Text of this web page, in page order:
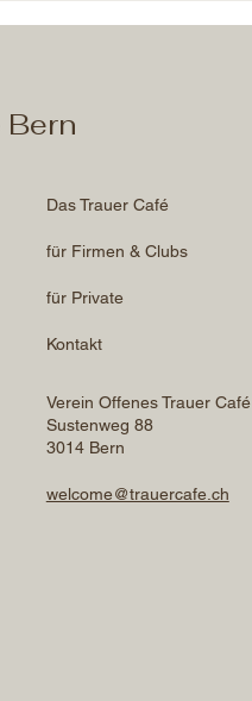
Bern
Das Trauer Café
für Firmen & Clubs
für Private
Kontakt
Verein Offenes Trauer Café
Sustenweg 88
3014 Bern
welcome@trauercafe.ch